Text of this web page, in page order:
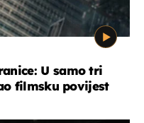
U samo tri
filmsku povijest